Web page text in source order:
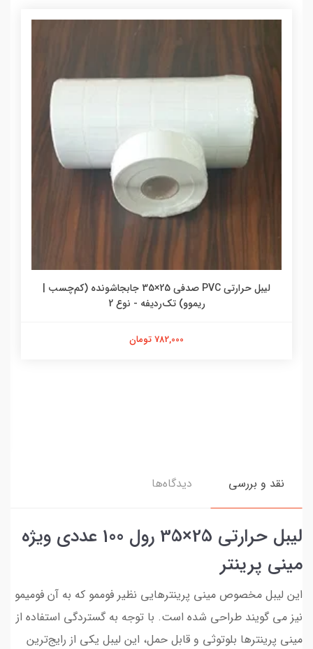
لیبل حرارتی PVC صدفی 25×35 جابجاشونده (کم‌چسب |
ریموو) تک‌ردیفه - نوع 2
782,000 تومان
نقد و بررسی دیدگاه‌ها
لیبل حرارتی 25×35 رول 100 عددی ویژه
مینی پرینتر
این لیبل مخصوص مینی پرینترهایی نظیر فوممو که به آن فومیمو
نیز می گویند طراحی شده است. با توجه به گستردگی استفاده از
مینی پرینترها بلوتوثی و قابل حمل، این لیبل یکی از رایج‌ترین